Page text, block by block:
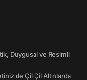
Duygusal ve Resimli
de Çil Çil Altınlarda